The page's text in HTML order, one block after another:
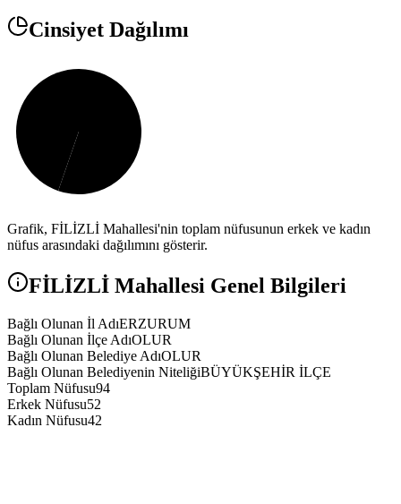
Cinsiyet Dağılımı
Grafik, FİLİZLİ Mahallesi'nin toplam nüfusunun erkek ve kadın
nüfus arasındaki dağılımını gösterir.
FİLİZLİ Mahallesi Genel Bilgileri
Bağlı Olunan İl AdıERZURUM
Bağlı Olunan İlçe AdıOLUR
Bağlı Olunan Belediye AdıOLUR
Bağlı Olunan Belediyenin NiteliğiBÜYÜKŞEHİR İLÇE
Toplam Nüfusu94
Erkek Nüfusu52
Kadın Nüfusu42